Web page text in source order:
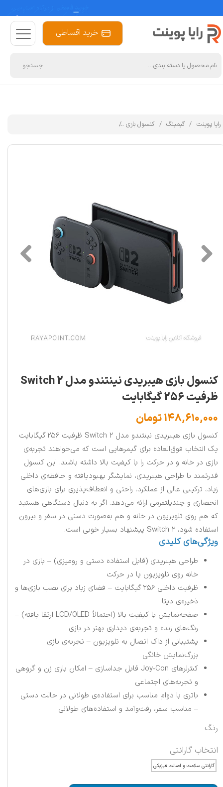
جستجو
خرید اقساطی
رایا پوینت گیمینگ کنسول بازی
کنسول بازی هیبریدی نینتندو مدل Switch 2
ظرفیت 256 گیگابایت
۱۴۸,۶۱۰,۰۰۰ تومان
کنسول بازی هیبریدی نینتندو مدل Switch 2 ظرفیت ۲۵۶ گیگابایت
یک انتخاب فوق‌العاده برای گیمرهایی است که می‌خواهند تجربه‌ی
بازی در خانه و در حرکت را با کیفیت بالا داشته باشند. این کنسول
قدرتمند با طراحی هیبریدی، نمایشگر بهبود‌یافته و حافظه‌ی داخلی
زیاد، ترکیبی عالی از عملکرد، راحتی و انعطاف‌پذیری برای بازی‌های
انحصاری و چندپلتفرمی ارائه می‌دهد. اگر به دنبال دستگاهی هستید
که هم روی تلویزیون در خانه و هم به‌صورت دستی در سفر و بیرون
استفاده شود، Switch 2 پیشنهاد بسیار خوبی است.
ویژگی‌های کلیدی
طراحی هیبریدی (قابل استفاده دستی و رومیزی) – بازی در
خانه روی تلویزیون یا در حرکت
ظرفیت داخلی ۲۵۶ گیگابایت – فضای زیاد برای نصب بازی‌ها و
ذخیره‌ی دیتا
صفحه‌نمایش با کیفیت بالا (احتمالاً LCD/OLED ارتقا یافته) –
رنگ‌های زنده و تجربه‌ی دیداری بهتر در بازی
پشتیبانی از داک اتصال به تلویزیون – تجربه‌ی بازی
بزرگ‌نمایش خانگی
کنترلرهای Joy‑Con قابل جداسازی – امکان بازی زن و گروهی
و تجربه‌های اجتماعی
باتری با دوام مناسب برای استفاده‌ی طولانی در حالت دستی
– مناسب سفر، رفت‌وآمد و استفاده‌های طولانی
رنگ
انتخاب گارانتی
گارانتی سلامت و اصالت فیزیکی